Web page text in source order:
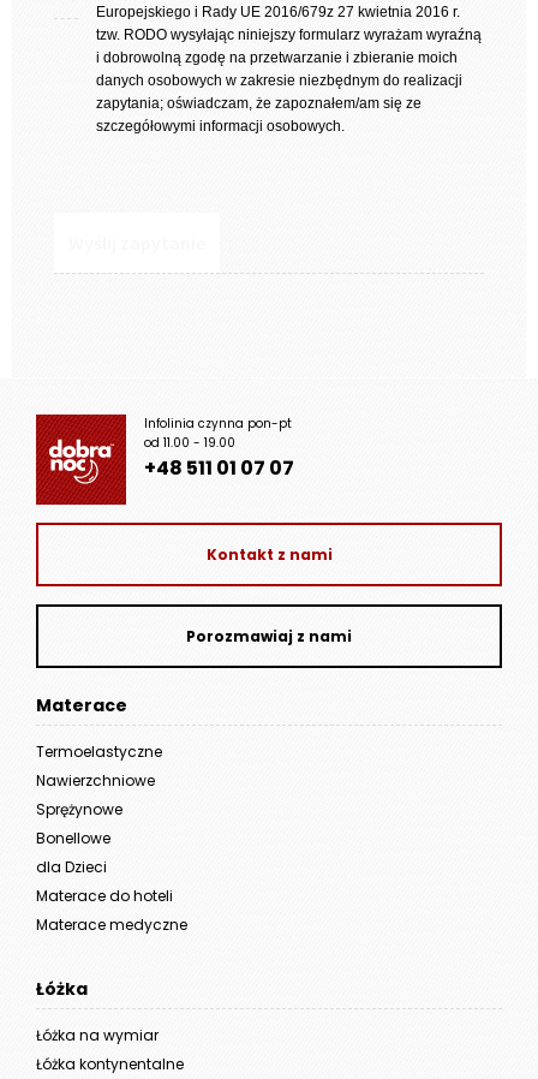
Europejskiego i Rady UE 2016/679z 27 kwietnia 2016 r.
tzw. RODO wysyłając niniejszy formularz wyrażam wyraźną
i dobrowolną zgodę na przetwarzanie i zbieranie moich
danych osobowych w zakresie niezbędnym do realizacji
zapytania; oświadczam, że zapoznałem/am się ze
szczegółowymi informacji osobowych.
Infolinia czynna pon-pt
od 11.00 - 19.00
+48 511 01 07 07
Kontakt z nami
Porozmawiaj z nami
Materace
Termoelastyczne
Nawierzchniowe
Sprężynowe
Bonellowe
dla Dzieci
Materace do hoteli
Materace medyczne
Łóżka
Łóżka na wymiar
Łóżka kontynentalne